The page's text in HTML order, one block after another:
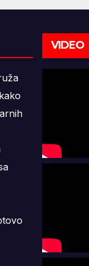
VIDEO